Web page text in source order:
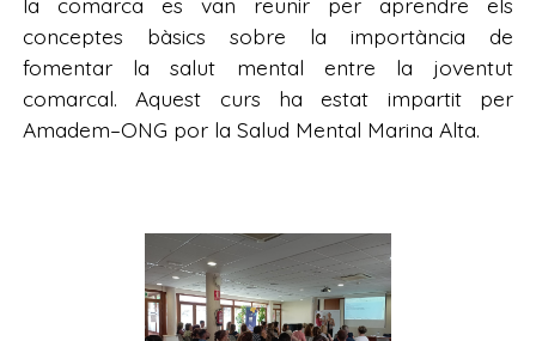
conceptes bàsics sobre la importància de
fomentar la salut mental entre la joventut
comarcal. Aquest curs ha estat impartit per
Amadem–ONG por la Salud Mental Marina Alta.